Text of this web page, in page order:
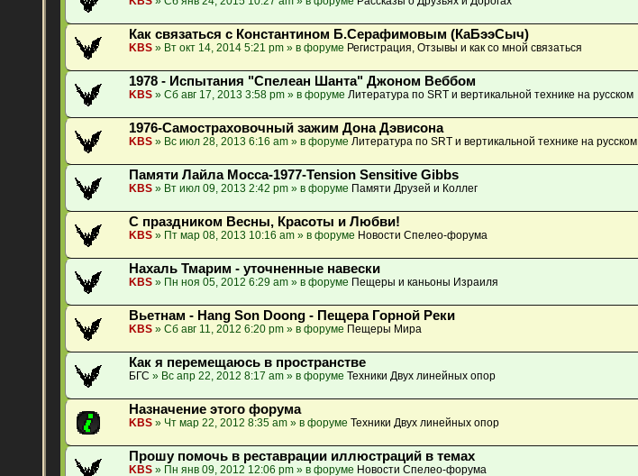
Как связаться с Константином Б.Серафимовым (КаБээСыч)
KBS » Вт окт 14, 2014 5:21 pm » в форуме Регистрация, Отзывы и как со мной связаться
1978 - Испытания "Спелеан Шанта" Джоном Веббом
KBS » Сб авг 17, 2013 3:58 pm » в форуме Литература по SRT и вертикальной технике на русском
1976-Самостраховочный зажим Дона Дэвисона
KBS » Вс июл 28, 2013 6:16 am » в форуме Литература по SRT и вертикальной технике на русском
Памяти Лайла Мосса-1977-Tension Sensitive Gibbs
KBS » Вт июл 09, 2013 2:42 pm » в форуме Памяти Друзей и Коллег
С праздником Весны, Красоты и Любви!
KBS » Пт мар 08, 2013 10:16 am » в форуме Новости Спелео-форума
Нахаль Тмарим - уточненные навески
KBS » Пн ноя 05, 2012 6:29 am » в форуме Пещеры и каньоны Израиля
Вьетнам - Hang Son Doong - Пещера Горной Реки
KBS » Сб авг 11, 2012 6:20 pm » в форуме Пещеры Мира
Как я перемещаюсь в пространстве
БГС » Вс апр 22, 2012 8:17 am » в форумеТехники Двух линейных опор
Назначение этого форума
KBS » Чт мар 22, 2012 8:35 am » в форумеТехники Двух линейных опор
Прошу помочь в реставрации иллюстраций в темах
KBS » Пн янв 09, 2012 12:06 pm » в форуме Новости Спелео-форума